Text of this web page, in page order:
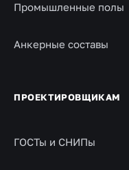
Промышленные полы
Анкерные составы
ПРОЕКТИРОВЩИКАМ
ГОСТы и СНИПы